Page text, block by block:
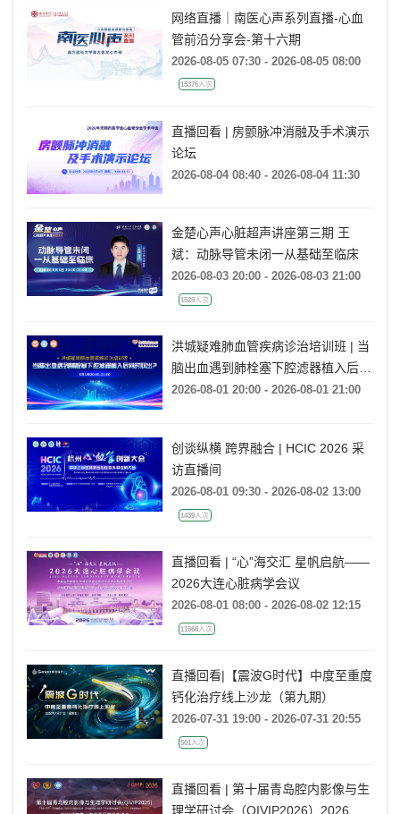
网络直播｜南医心声系列直播-心血
管前沿分享会-第十六期
2026-08-05 07:30 - 2026-08-05 08:00
15376人次
直播回看 | 房颤脉冲消融及手术演示
论坛
2026-08-04 08:40 - 2026-08-04 11:30
金楚心声心脏超声讲座第三期 王
斌：动脉导管未闭一从基础至临床
2026-08-03 20:00 - 2026-08-03 21:00
1529人次
洪城疑难肺血管疾病诊治培训班 | 当
脑出血遇到肺栓塞下腔滤器植入后何
时取出?
2026-08-01 20:00 - 2026-08-01 21:00
创谈纵横 跨界融合 | HCIC 2026 采
访直播间
2026-08-01 09:30 - 2026-08-02 13:00
1439人次
直播回看 | “心”海交汇 星帆启航——
2026大连心脏病学会议
2026-08-01 08:00 - 2026-08-02 12:15
11668人次
直播回看|【震波G时代】中度至重度
钙化治疗线上沙龙（第九期）
2026-07-31 19:00 - 2026-07-31 20:55
501人次
直播回看 | 第十届青岛腔内影像与生
理学研讨会（QIVIP2026）2026结